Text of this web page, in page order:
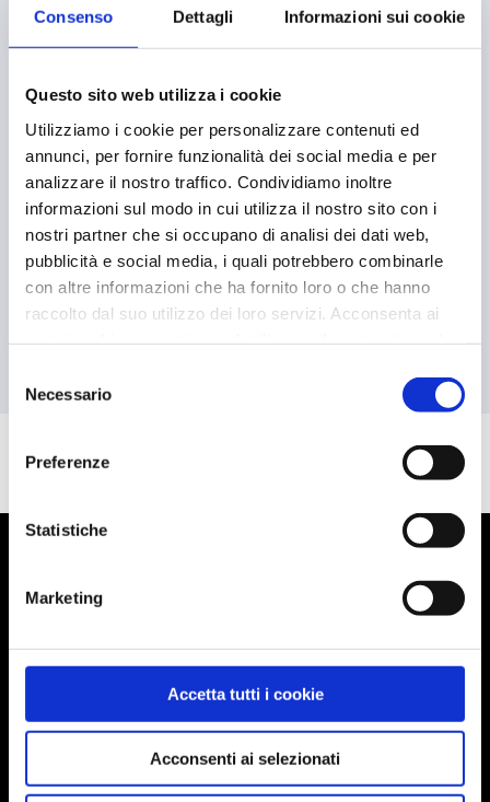
Consenso Dettagli Informazioni sui cookie
Questo sito web utilizza i cookie
Utilizziamo i cookie per personalizzare contenuti ed
annunci, per fornire funzionalità dei social media e per
analizzare il nostro traffico. Condividiamo inoltre
informazioni sul modo in cui utilizza il nostro sito con i
nostri partner che si occupano di analisi dei dati web,
pubblicità e social media, i quali potrebbero combinarle
con altre informazioni che ha fornito loro o che hanno
raccolto dal suo utilizzo dei loro servizi. Acconsenta ai
delNecessario
Preferenze
Statistiche
Marketing
Accetta tutti i cookie
Acconsenti ai selezionati
Il Caffettino Daily